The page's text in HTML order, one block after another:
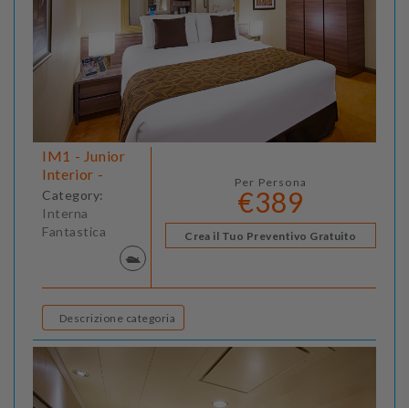
IM1 - Junior
Interior -
Category:
Interna
Fantastica
Per Persona
€389
Crea il Tuo Preventivo Gratuito
Descrizione categoria